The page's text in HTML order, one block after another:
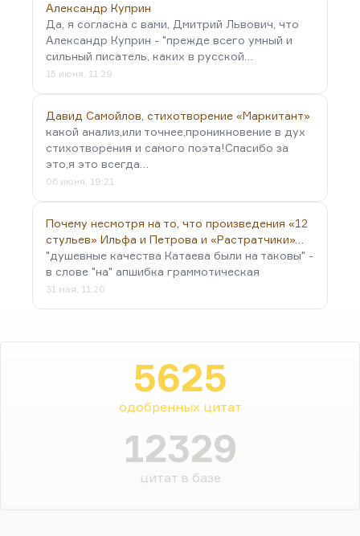
Александр Куприн
Да, я согласна с вами, Дмитрий Львович, что
Александр Куприн - "прежде всего умный и
сильный писатель, каких в русской…
15 июня, 11:29
Давид Самойлов, стихотворение «Маркитант»
какой анализ,или точнее,проникновение в дух
стихотворения и самого поэта!Спасибо за
это,я это всегда…
06 июня, 19:21
Почему несмотря на то, что произведения «12
стульев» Ильфа и Петрова и «Растратчики»…
"душевные качества Катаева были на таковы" -
в слове "на" апшибка граммотическая
31 мая, 11:20
5625
одобренных цитат
12329
цитат в базе